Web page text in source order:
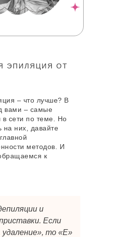
ЭПИЛЯЦИЯ ОТ
– что лучше? В
вами – самые
сети по теме. Но
на них, давайте
методов. И
к
и
Если
удаление», то «Е»